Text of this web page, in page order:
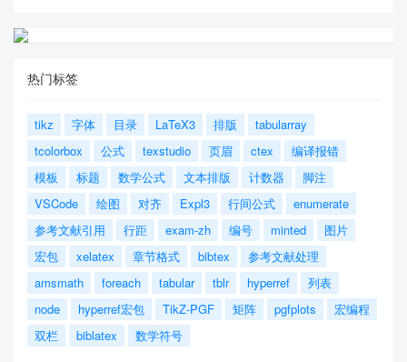
热门标签
tikz 字体 目录 LaTeX3 排版
tabularray
tcolorbox
公式 texstudio 页眉 ctex
编译报错
模板
标题 数学公式 文本排版 计数器
脚注
VSCode
绘图 对齐 Expl3 行间公式
enumerate
参考文献引用
行距 exam-zh 编号 minted
图片
宏包
xelatex 章节格式 bibtex
参考文献处理
amsmath
foreach tabular tblr hyperref
列表
node
hyperref宏包 TikZ-PGF 矩阵 pgfplots
宏编程
双栏
biblatex 数学符号